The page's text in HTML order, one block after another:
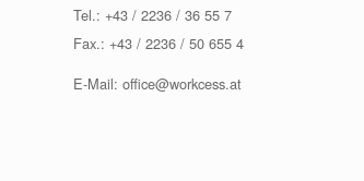
Tel.: +43 / 2236 / 36 55 7
Fax.: +43 / 2236 / 50 655 4
E-Mail: office@workcess.at